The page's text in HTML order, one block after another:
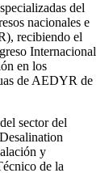
del
nacionales e
recibiendo el
Internacional
en los
de AEDYR de
sector del
y
de la